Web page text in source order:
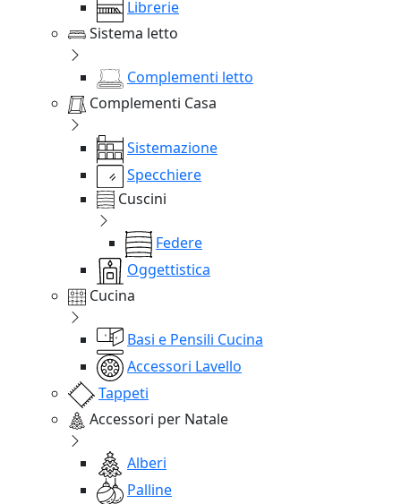
Librerie
Sistema letto
Complementi letto
Complementi Casa
Sistemazione
Specchiere
Cuscini
Federe
Oggettistica
Cucina
Basi e Pensili Cucina
Accessori Lavello
Tappeti
Accessori per Natale
Alberi
Palline